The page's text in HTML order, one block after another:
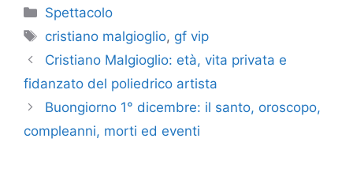
Categorie
Spettacolo
Tag
cristiano malgioglio, gf vip
Cristiano Malgioglio: età, vita privata e
fidanzato del poliedrico artista
Buongiorno 1° dicembre: il santo, oroscopo,
compleanni, morti ed eventi